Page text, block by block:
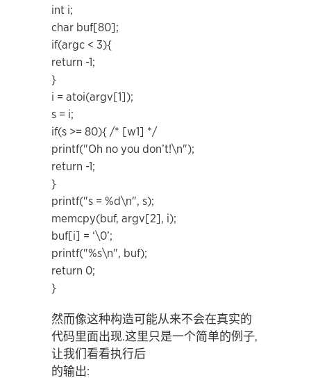
int i;
char buf[80];
if(argc < 3){
return -1;
}
i = atoi(argv[1]);
s = i;
if(s >= 80){ /* [w1] */
printf("Oh no you don’t!\n");
return -1;
}
printf("s = %d\n", s);
memcpy(buf, argv[2], i);
buf[i] = ‘\0’;
printf("%s\n", buf);
return 0;
}
然而像这种构造可能从来不会在真实的
代码里面出现.这里只是一个简单的例子,
让我们看看执行后
的输出: